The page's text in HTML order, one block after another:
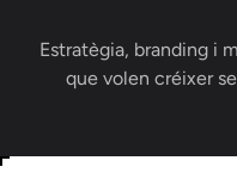
Estratègia, branding i
que volen créixer